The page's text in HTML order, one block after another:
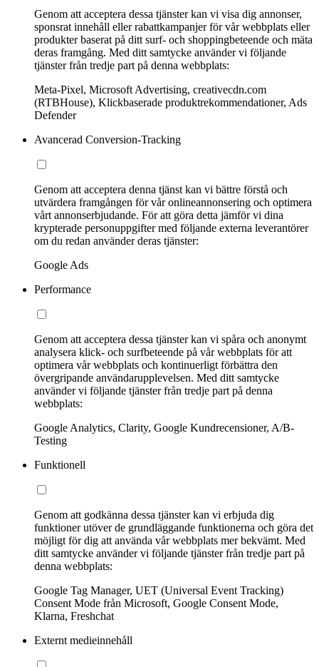
Genom att acceptera dessa tjänster kan vi visa dig annonser,
sponsrat innehåll eller rabattkampanjer för vår webbplats eller
produkter baserat på ditt surf- och shoppingbeteende och mäta
deras framgång. Med ditt samtycke använder vi följande
tjänster från tredje part på denna webbplats:
Meta-Pixel, Microsoft Advertising, creativecdn.com
(RTBHouse), Klickbaserade produktrekommendationer, Ads
Defender
Avancerad Conversion-Tracking
Genom att acceptera denna tjänst kan vi bättre förstå och
utvärdera framgången för vår onlineannonsering och optimera
vårt annonserbjudande. För att göra detta jämför vi dina
krypterade personuppgifter med följande externa leverantörer
om du redan använder deras tjänster:
Google Ads
Performance
Genom att acceptera dessa tjänster kan vi spåra och anonymt
analysera klick- och surfbeteende på vår webbplats för att
optimera vår webbplats och kontinuerligt förbättra den
övergripande användarupplevelsen. Med ditt samtycke
använder vi följande tjänster från tredje part på denna
webbplats:
Google Analytics, Clarity, Google Kundrecensioner, A/B-
Testing
Funktionell
Genom att godkänna dessa tjänster kan vi erbjuda dig
funktioner utöver de grundläggande funktionerna och göra det
möjligt för dig att använda vår webbplats mer bekvämt. Med
ditt samtycke använder vi följande tjänster från tredje part på
denna webbplats:
Google Tag Manager, UET (Universal Event Tracking)
Consent Mode från Microsoft, Google Consent Mode,
Klarna, Freshchat
Externt medieinnehåll